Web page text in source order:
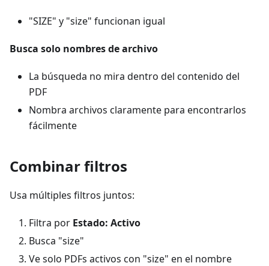
"SIZE" y "size" funcionan igual
Busca solo nombres de archivo
La búsqueda no mira dentro del contenido del
PDF
Nombra archivos claramente para encontrarlos
fácilmente
Combinar filtros
Usa múltiples filtros juntos:
Filtra por Estado: Activo
Busca "size"
Ve solo PDFs activos con "size" en el nombre